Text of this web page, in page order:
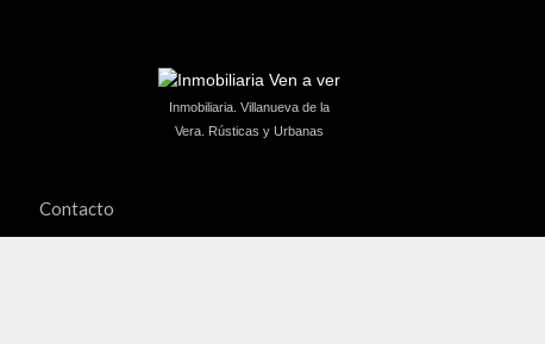
Inmobiliaria. Villanueva de la
Vera. Rústicas y Urbanas
Contacto